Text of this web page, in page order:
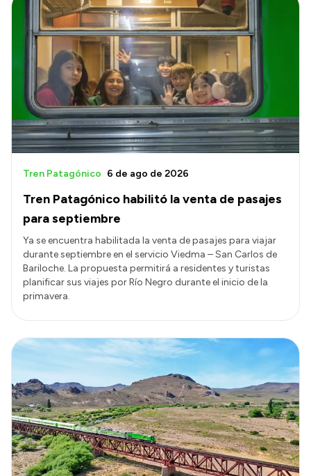
Consejos locales
Transparencia
Presupuesto
Boletín Oficial
Compras y licitaciones
Consulta de expedientes
Convocatorias
Intranet
Login
Tren Patagónico habilitó la venta de pasajes
para septiembre
Tren Patagónico 6 de ago de 2026
Ya se encuentra habilitada la venta de pasajes para viajar
durante septiembre en el servicio Viedma – San Carlos de
Bariloche. La propuesta permitirá a residentes y turistas
planificar sus viajes por Río Negro durante el inicio de la
primavera.